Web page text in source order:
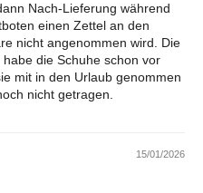
Nach-Lieferung während
einen Zettel an den
nicht angenommen wird. Die
die Schuhe schon vor
mit in den Urlaub genommen
nicht getragen.
15/01/2026